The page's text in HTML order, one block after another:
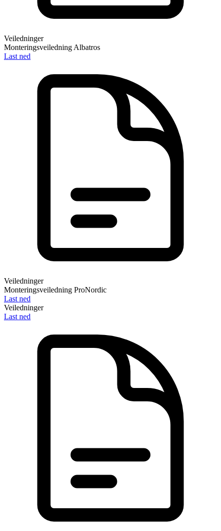
Veiledninger
Monteringsveiledning Albatros
Last ned
Veiledninger
Monteringsveiledning ProNordic
Last ned
Veiledninger
Last ned